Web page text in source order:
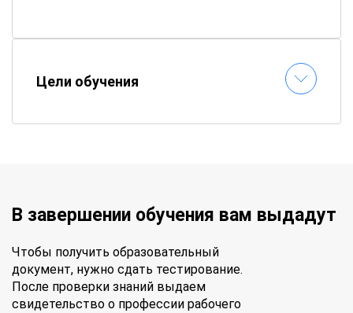
Цели обучения
В завершении обучения вам выдадут
Чтобы получить образовательный
документ, нужно сдать тестирование.
После проверки знаний выдаем
свидетельство о профессии рабочего